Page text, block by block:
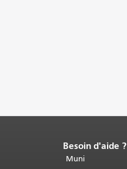
Fin
du
Besoin d'aide ?
Muni